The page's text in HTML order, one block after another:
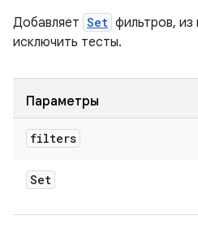
Добавляет Set фильтров,
исключить тесты.
Параметры
filters
Set